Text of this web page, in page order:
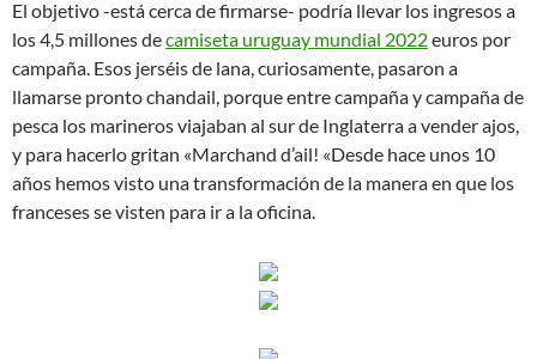
El objetivo -está cerca de firmarse- podría llevar los ingresos a
los 4,5 millones decamiseta uruguay mundial 2022euros por
campaña. Esos jerséis de lana, curiosamente, pasaron a
llamarse pronto chandail, porque entre campaña y campaña de
pesca los marineros viajaban al sur de Inglaterra a vender ajos,
y para hacerlo gritan «Marchand d’ail! «Desde hace unos 10
años hemos visto una transformación de la manera en que los
franceses se visten para ir a la oficina.